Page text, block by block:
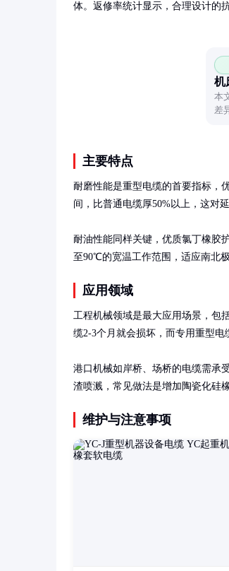
体。返修率统计显示，合理设计的
机
本
差
主要特点
耐磨性能是重型电缆的首要指标，
间，比普通电缆厚50%以上，这对
耐油性能同样关键，优质氯丁橡胶
至90℃的宽温工作范围，适应南北
应用领域
工程机械领域是最大应用场景，包
缆2-3个月就会损坏，而专用重型电
港口机械如岸桥、场桥的电缆需承
渣喷溅，常见做法是增加陶瓷化硅
维护与注意事项